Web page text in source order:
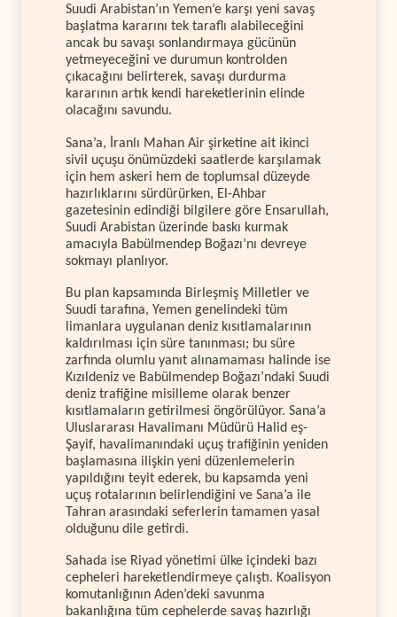
Suudi Arabistan’ın Yemen’e karşı yeni savaş
başlatma kararını tek taraflı alabileceğini
ancak bu savaşı sonlandırmaya gücünün
yetmeyeceğini ve durumun kontrolden
çıkacağını belirterek, savaşı durdurma
kararının artık kendi hareketlerinin elinde
olacağını savundu.
Sana’a, İranlı Mahan Air şirketine ait ikinci
sivil uçuşu önümüzdeki saatlerde karşılamak
için hem askeri hem de toplumsal düzeyde
hazırlıklarını sürdürürken, El-Ahbar
gazetesinin edindiği bilgilere göre Ensarullah,
Suudi Arabistan üzerinde baskı kurmak
amacıyla Babülmendep Boğazı’nı devreye
sokmayı planlıyor.
Bu plan kapsamında Birleşmiş Milletler ve
Suudi tarafına, Yemen genelindeki tüm
limanlara uygulanan deniz kısıtlamalarının
kaldırılması için süre tanınması; bu süre
zarfında olumlu yanıt alınamaması halinde ise
Kızıldeniz ve Babülmendep Boğazı’ndaki Suudi
deniz trafiğine misilleme olarak benzer
kısıtlamaların getirilmesi öngörülüyor. Sana’a
Uluslararası Havalimanı Müdürü Halid eş-
Şayif, havalimanındaki uçuş trafiğinin yeniden
başlamasına ilişkin yeni düzenlemelerin
yapıldığını teyit ederek, bu kapsamda yeni
uçuş rotalarının belirlendiğini ve Sana’a ile
Tahran arasındaki seferlerin tamamen yasal
olduğunu dile getirdi.
Sahada ise Riyad yönetimi ülke içindeki bazı
cepheleri hareketlendirmeye çalıştı. Koalisyon
komutanlığının Aden’deki savunma
bakanlığına tüm cephelerde savaş hazırlığı